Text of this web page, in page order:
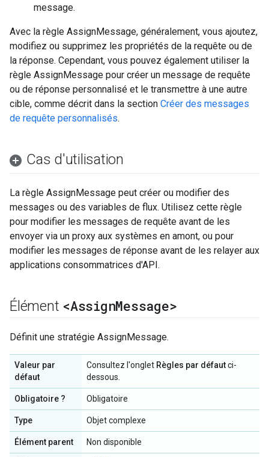
message.
Avec la règle AssignMessage, généralement, vous ajoutez,
modifiez ou supprimez les propriétés de la requête ou de
la réponse. Cependant, vous pouvez également utiliser la
règle AssignMessage pour créer un message de requête
ou de réponse personnalisé et le transmettre à une autre
cible, comme décrit dans la section Créer des messages
de requête personnalisés.
Cas d'utilisation
La règle AssignMessage peut créer ou modifier des
messages ou des variables de flux. Utilisez cette règle
pour modifier les messages de requête avant de les
envoyer via un proxy aux systèmes en amont, ou pour
modifier les messages de réponse avant de les relayer aux
applications consommatrices d'API.
Élément <AssignMessage>
Définit une stratégie AssignMessage.
Valeur par
défaut
Consultez l'onglet Règles par défautci-
dessous.
Obligatoire ? Obligatoire
Type Objet complexe
Élément parent Non disponible